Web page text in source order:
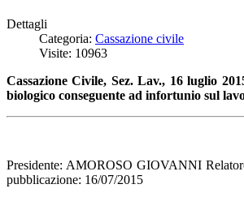
Dettagli
Categoria: Cassazione civile
Visite: 10963
Cassazione Civile, Sez. Lav., 16 luglio
biologico conseguente ad infortunio sul
Presidente: AMOROSO GIOVANNI
pubblicazione: 16/07/2015